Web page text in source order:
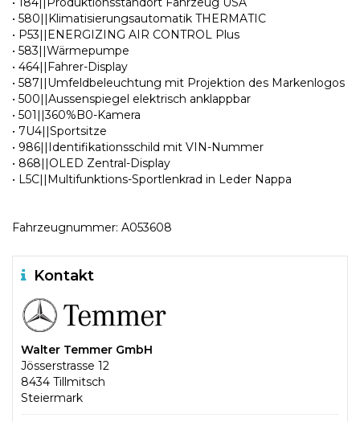
• 580||Klimatisierungsautomatik THERMATIC
• P53||ENERGIZING AIR CONTROL Plus
• 583||Wärmepumpe
• 464||Fahrer-Display
• 587||Umfeldbeleuchtung mit Projektion des Markenlogos
• 500||Aussenspiegel elektrisch anklappbar
• 501||360%B0-Kamera
• 7U4||Sportsitze
• 986||Identifikationsschild mit VIN-Nummer
• 868||OLED Zentral-Display
• L5C||Multifunktions-Sportlenkrad in Leder Nappa
Fahrzeugnummer: A053608
Kontakt
Walter Temmer GmbH
Jösserstrasse 12
8434 Tillmitsch
Steiermark